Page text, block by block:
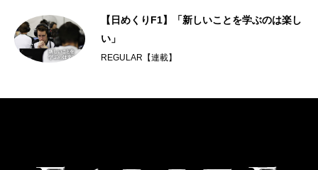
【日めくりF1】「新しいことを学ぶのは楽し
い」
REGULAR【連載】